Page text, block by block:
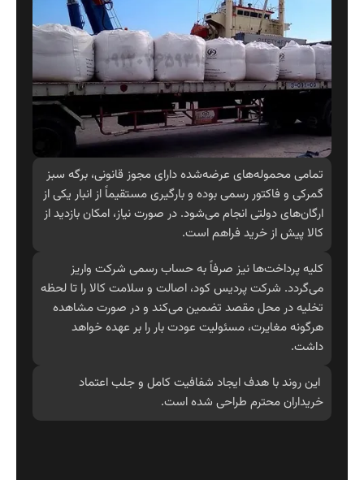
تمامی محموله‌های عرضه‌شده دارای مجوز قانونی، برگه سبز
گمرکی و فاکتور رسمی بوده و بارگیری مستقیماً از انبار یکی از
ارگان‌های دولتی انجام می‌شود. در صورت نیاز، امکان بازدید از
کالا پیش از خرید فراهم است.
کلیه پرداخت‌ها نیز صرفاً به حساب رسمی شرکت واریز
می‌گردد. شرکت پردیس کود، اصالت و سلامت کالا را تا لحظه
تخلیه در محل مقصد تضمین می‌کند و در صورت مشاهده
هرگونه مغایرت، مسئولیت عودت بار را بر عهده خواهد
داشت.
این روند با هدف ایجاد شفافیت کامل و جلب اعتماد
خریداران محترم طراحی شده است.